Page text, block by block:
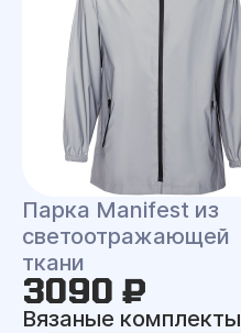
Парка Manifest из
светоотражающей
ткани
3090 ₽
Вязаные комплекты